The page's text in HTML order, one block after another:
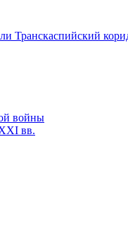
войны
вв.